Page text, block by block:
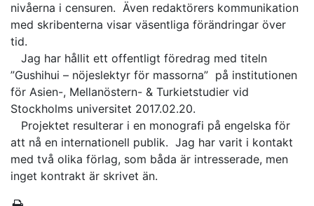
nivåerna i censuren. Även redaktörers kommunikation
med skribenterna visar väsentliga förändringar över
tid.
Jag har hållit ett offentligt föredrag med titeln
”Gushihui – nöjeslektyr för massorna” på institutionen
för Asien-, Mellanöstern- & Turkietstudier vid
Stockholms universitet 2017.02.20.
Projektet resulterar i en monografi på engelska för
att nå en internationell publik. Jag har varit i kontakt
med två olika förlag, som båda är intresserade, men
inget kontrakt är skrivet än.